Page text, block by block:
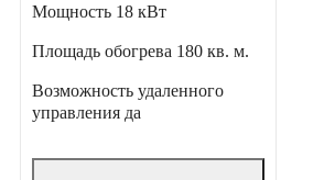
Мощность 18 кВт
Площадь обогрева 180 кв. м.
Возможность удаленного
управления да